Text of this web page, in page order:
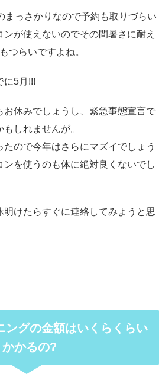
まっさかりなので予約も取りづらい
が使えないのでその間暑さに耐え
つらいですよね。
に5月!!!
お休みでしょうし、緊急事態宣言で
しれませんが。
ので今年はさらにマズイでしょう
ンを使うのも体に絶対良くないでし
明けたらすぐに連絡してみようと思
ングの金額はいくらくらい
かかるの?